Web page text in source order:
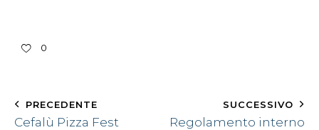
0
PRECEDENTE
Cefalù Pizza Fest
SUCCESSIVO
Regolamento interno